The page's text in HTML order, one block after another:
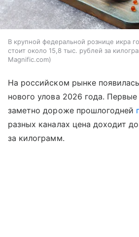
В крупной федеральной рознице икра
стоит около 15,8 тыс. рублей за
Magnific.com
На российском рынке
нового улова 2026 года. Первые
заметно дороже прошлогодней
разных каналах цена доходит
за килограмм.